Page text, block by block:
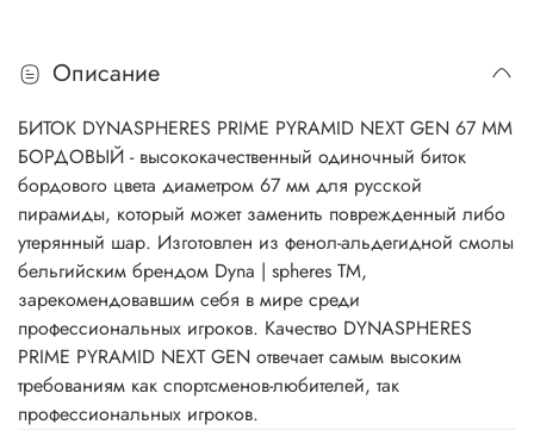
Описание
БИТОК DYNASPHERES PRIME PYRAMID NEXT GEN 67 ММ
БОРДОВЫЙ - высококачественный одиночный биток
бордового цвета диаметром 67 мм для русской
пирамиды, который может заменить поврежденный либо
утерянный шар. Изготовлен из фенол-альдегидной смолы
бельгийским брендом Dyna | spheres TM,
зарекомендовавшим себя в мире среди
профессиональных игроков. Качество DYNASPHERES
PRIME PYRAMID NEXT GEN отвечает самым высоким
требованиям как спортсменов-любителей, так
профессиональных игроков.